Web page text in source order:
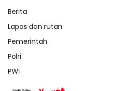
Berita
Lapas dan rutan
Pemerintah
Polri
PWI